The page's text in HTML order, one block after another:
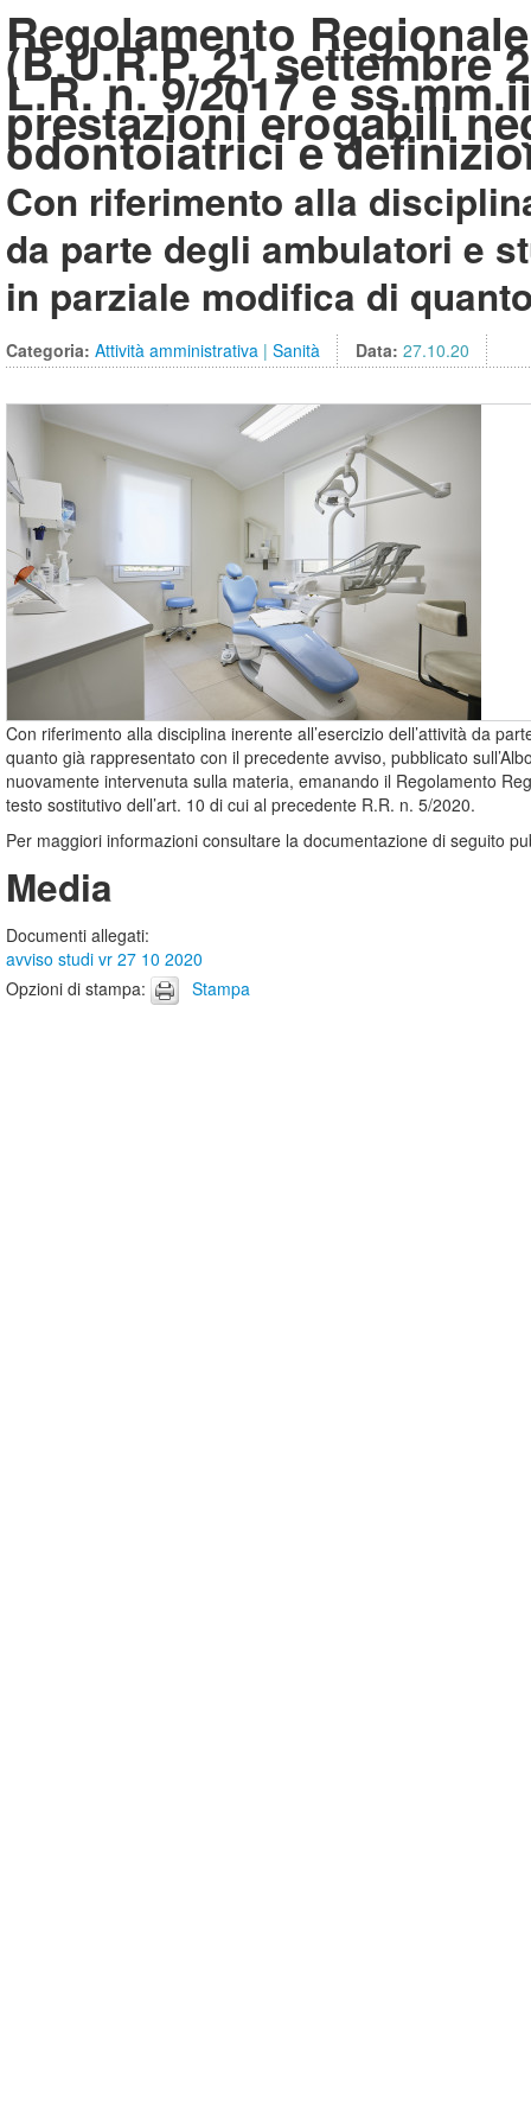
Regolamento
(B.U.R.P. 21 settembre
L.R. n. 9/2017 e
prestazioni erogabili
odontoiatrici e
Con riferimento alla
da parte degli ambulatori e
in parziale modifica di
Categoria: Attività amministrativa | Sanità Data: 27.10.20
Con riferimento alla disciplina inerente all’esercizio dell’attività da
quanto già rappresentato con il precedente avviso, pubblicato
nuovamente intervenuta sulla materia, emanando il Regolamento
testo sostitutivo dell’art. 10 di cui al precedente R.R. n. 5/2020.
Per maggiori informazioni consultare la documentazione di seguito
Media
Documenti allegati:
avviso studi vr 27 10 2020
Opzioni di stampa: Stampa